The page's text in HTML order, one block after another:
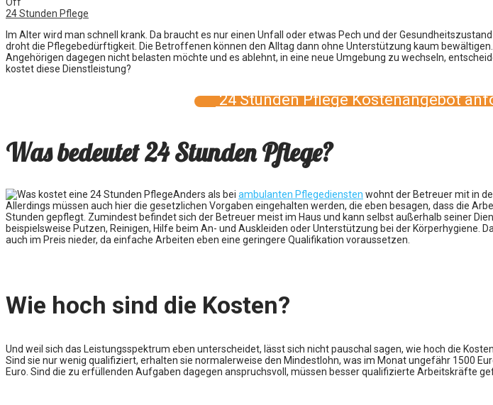
24 Stunden Pflege
Im Alter wird man schnell krank. Da braucht es nur einen Unfall oder etwas Pech und der
droht die Pflegebedürftigkeit. Die Betroffenen können den Alltag dann ohne Unterstützung kaum
Angehörigen dagegen nicht belasten möchte und es ablehnt, in eine neue Umgebung zu wechseln,
kostet diese Dienstleistung?
24 Stunden Pflege Kostenangebot
Was bedeutet 24 Stunden Pflege?
Anders als bei ambulanten Pflegediensten wohnt der Betreuer mit in
Allerdings müssen auch hier die gesetzlichen Vorgaben eingehalten werden, die eben besagen, dass die
Stunden gepflegt. Zumindest befindet sich der Betreuer meist im Haus und kann selbst außerhalb seiner
beispielsweise Putzen, Reinigen, Hilfe beim An- und Auskleiden oder Unterstützung bei der
auch im Preis nieder, da einfache Arbeiten eben eine geringere Qualifikation voraussetzen.
Wie hoch sind die Kosten?
Und weil sich das Leistungsspektrum eben unterscheidet, lässt sich nicht pauschal sagen, wie hoch die
Sind sie nur wenig qualifiziert, erhalten sie normalerweise den Mindestlohn, was im Monat ungefähr 1500
Euro. Sind die zu erfüllenden Aufgaben dagegen anspruchsvoll, müssen besser qualifizierte Arbeitskräfte